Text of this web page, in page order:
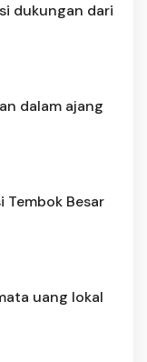
dukungan dari
dalam ajang
Besar
uang lokal